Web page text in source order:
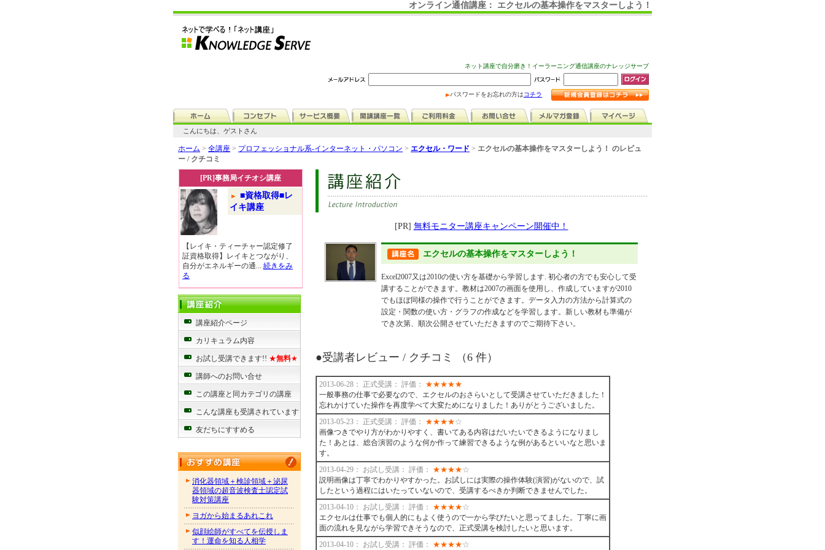
オンライン通信講座： エクセルの基本操作をマスターしよう！
ネット講座で自分磨き！イーラーニング通信講座のナレッジサーブ
パスワードをお忘れの方はコチラ
こんにちは、ゲストさん
ホーム > 全講座 > プロフェッショナル系-インターネット・パソコン > エクセル・ワード > エクセルの基本操作をマスターしよう！ のレビュ
ー / クチコミ
[PR]事務局イチオシ講座
■資格取得■レ
イキ講座
【レイキ・ティーチャー認定修了
証資格取得】レイキとつながり、
自分がエネルギーの通... 続きをみ
る
講座紹介ページ
カリキュラム内容
お試し受講できます!! ★無料★
講師へのお問い合せ
この講座と同カテゴリの講座
こんな講座も受講されています
友だちにすすめる
消化器領域＋検診領域＋泌尿
器領域の超音波検査士認定試
験対策講座
ヨガから始まるあれこれ
似顔絵師がすべてを伝授しま
す！運命を知る人相学
[PR] 無料モニター講座キャンペーン開催中！
エクセルの基本操作をマスターしよう！
Excel2007又は2010の使い方を基礎から学習します. 初心者の方でも安心して受
講することができます。教材は2007の画面を使用し、作成していますが2010
でもほぼ同様の操作で行うことができます。データ入力の方法から計算式の
設定・関数の使い方・グラフの作成などを学習します。新しい教材も準備が
でき次第、順次公開させていただきますのでご期待下さい。
●受講者レビュー / クチコミ （6 件）
2013-06-28： 正式受講： 評価： ★★★★★
一般事務の仕事で必要なので、エクセルのおさらいとして受講させていただきました！
忘れかけていた操作を再度学べて大変ためになりました！ありがとうございました。
2013-05-23： 正式受講： 評価： ★★★★☆
画像つきでやり方がわかりやすく、書いてある内容はだいたいできるようになりまし
た！あとは、総合演習のような何か作って練習できるような例があるといいなと思いま
す。
2013-04-29： お試し受講： 評価： ★★★★☆
説明画像は丁寧でわかりやすかった。お試しには実際の操作体験(演習)がないので、試
したという過程にはいたっていないので、受講するべきか判断できませんでした。
2013-04-10： お試し受講： 評価： ★★★★☆
エクセルは仕事でも個人的にもよく使うので一から学びたいと思ってました。丁寧に画
面の流れを見ながら学習できそうなので、正式受講を検討したいと思います。
2013-04-10： お試し受講： 評価： ★★★★☆